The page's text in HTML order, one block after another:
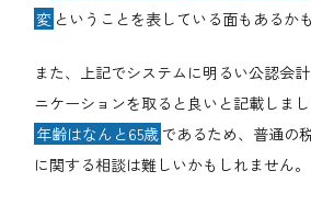
変 ということを表している面もあるか
また、上記でシステムに明るい公認会
ニケーションを取ると良いと記載しまし
年齢はなんと65歳 であるため、普通の
に関する相談は難しいかもしれません。